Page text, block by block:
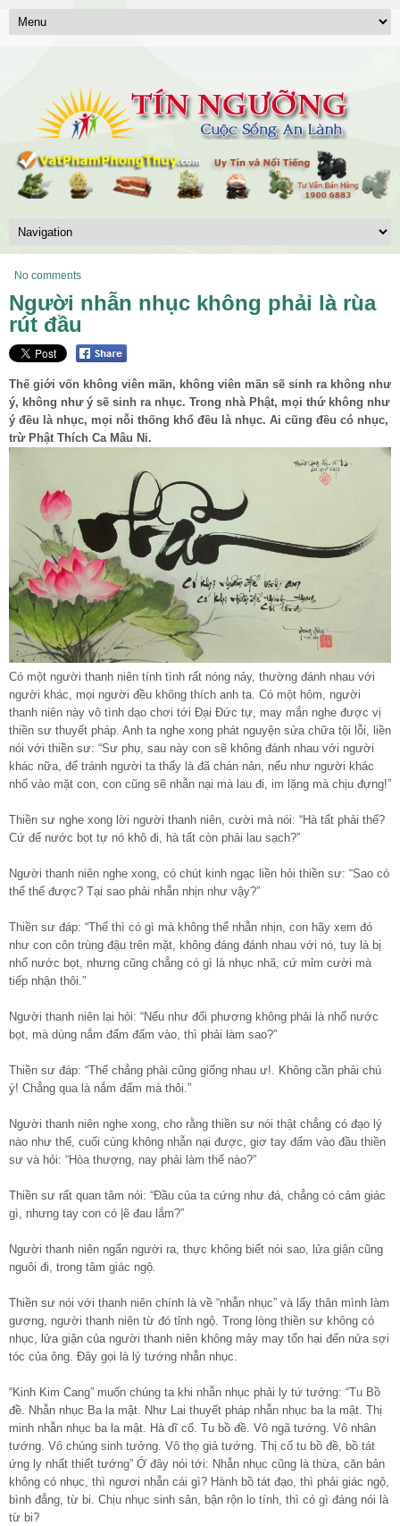
No comments
Người nhẫn nhục không phải là rùa
rút đầu
Thế giới vốn không viên mãn, không viên mãn sẽ sinh ra không như
ý, không như ý sẽ sinh ra nhục. Trong nhà Phật, mọi thứ không như
ý đều là nhục, mọi nỗi thống khổ đều là nhục. Ai cũng đều có nhục,
trừ Phật Thích Ca Mâu Ni.
Có một người thanh niên tính tình rất nóng nảy, thường đánh nhau với
người khác, mọi người đều không thích anh ta. Có một hôm, người
thanh niên này vô tình dạo chơi tới Đại Đức tự, may mắn nghe được vị
thiền sư thuyết pháp. Anh ta nghe xong phát nguyện sửa chữa tội lỗi, liền
nói với thiền sư: “Sư phụ, sau này con sẽ không đánh nhau với người
khác nữa, để tránh người ta thấy là đã chán nản, nếu như người khác
nhổ vào mặt con, con cũng sẽ nhẫn nại mà lau đi, im lặng mà chịu đựng!”
Thiền sư nghe xong lời người thanh niên, cười mà nói: “Hà tất phải thế?
Cứ để nước bọt tự nó khô đi, hà tất còn phải lau sạch?”
Người thanh niên nghe xong, có chút kinh ngạc liền hỏi thiền sư: “Sao có
thể thế được? Tại sao phải nhẫn nhịn như vậy?”
Thiền sư đáp: “Thế thì có gì mà không thể nhẫn nhịn, con hãy xem đó
như con côn trùng đậu trên mặt, không đáng đánh nhau với nó, tuy là bị
nhổ nước bọt, nhưng cũng chẳng có gì là nhục nhã, cứ mỉm cười mà
tiếp nhận thôi.”
Người thanh niên lại hỏi: “Nếu như đối phương không phải là nhổ nước
bọt, mà dùng nắm đấm đấm vào, thì phải làm sao?”
Thiền sư đáp: “Thế chẳng phải cũng giống nhau ư!. Không cần phải chú
ý! Chẳng qua là nắm đấm mà thôi.”
Người thanh niên nghe xong, cho rằng thiền sư nói thật chẳng có đạo lý
nào như thế, cuối cùng không nhẫn nại được, giơ tay đấm vào đầu thiền
sư và hỏi: “Hòa thượng, nay phải làm thế nào?”
Thiền sư rất quan tâm nói: “Đầu của ta cứng như đá, chẳng có cảm giác
gì, nhưng tay con có |ẽ đau lắm?”
Người thanh niên ngẩn người ra, thực không biết nói sao, lửa giận cũng
nguôi đi, trong tâm giác ngộ.
Thiền sư nói với thanh niên chính là về “nhẫn nhục” và lấy thân mình làm
gương, người thanh niên từ đó tỉnh ngộ. Trong lòng thiền sư không có
nhục, lửa giận của người thanh niên không mảy may tổn hại đến nửa sợi
tóc của ông. Đây gọi là lý tướng nhẫn nhục.
“Kinh Kim Cang” muốn chúng ta khi nhẫn nhục phải ly tứ tướng: “Tu Bồ
đề. Nhẫn nhục Ba la mật. Như Lai thuyết pháp nhẫn nhục ba la mật. Thị
minh nhẫn nhục ba la mật. Hà dĩ cố. Tu bồ đề. Vô ngã tướng. Vô nhân
tướng. Vô chúng sinh tướng. Vô thọ giả tướng. Thị cố tu bồ đề, bồ tát
ứng ly nhất thiết tướng” Ớ đây nói tới: Nhẫn nhục cũng là thừa, căn bản
không có nhục, thì ngươi nhẫn cái gì? Hành bồ tát đạo, thì phải giác ngộ,
bình đẳng, từ bi. Chịu nhục sinh sân, bận rộn lo tính, thì có gì đáng nói là
từ bi?